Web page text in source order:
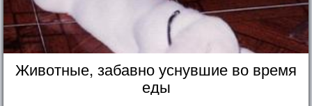
Животные, забавно уснувшие во время
еды